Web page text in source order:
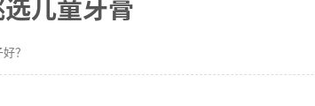
儿童牙膏
？